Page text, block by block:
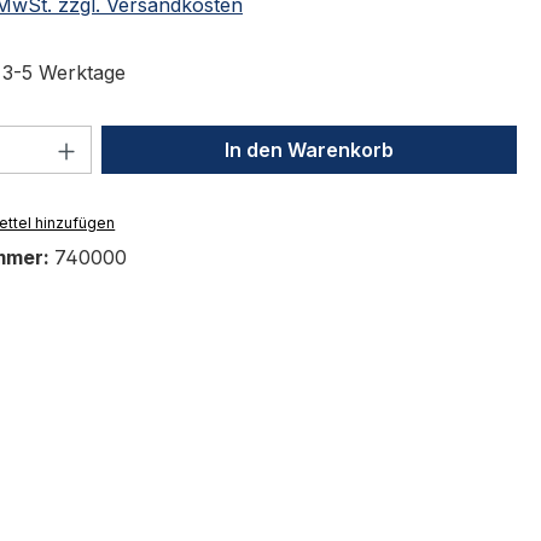
5 Werktage
Anzahl: Gib den gewünschten Wert
In den Warenkorb
hinzufügen
740000